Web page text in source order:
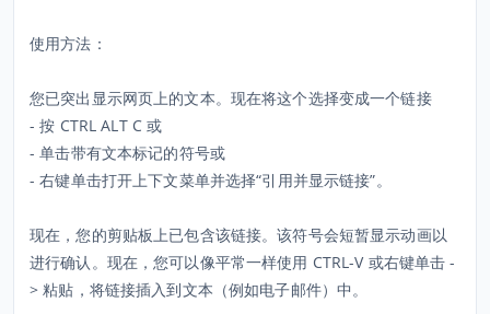
使用方法：
您已突出显示网页上的文本。现在将这个选择变成一个链接
- 按 CTRL ALT C 或
- 单击带有文本标记的符号或
- 右键单击打开上下文菜单并选择“引用并显示链接”。
现在，您的剪贴板上已包含该链接。该符号会短暂显示动画以
进行确认。现在，您可以像平常一样使用 CTRL-V 或右键单击 -
> 粘贴，将链接插入到文本（例如电子邮件）中。